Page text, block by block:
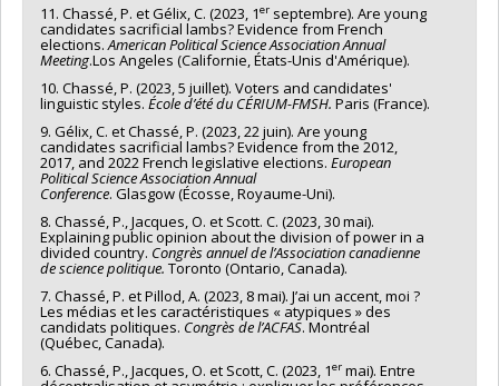
11. Chassé, P. et Gélix, C. (2023, 1er septembre). Are young
candidates sacrificial lambs? Evidence from French
elections.American Political Science AssociationAnnual
Meeting.Los Angeles (Californie, États-Unis d'Amérique).
10. Chassé, P. (2023, 5 juillet). Voters and candidates'
linguistic styles. École d’été du CÉRIUM-FMSH. Paris (France).
9. Gélix, C. et Chassé, P. (2023, 22 juin). Are young
candidates sacrificial lambs? Evidence from the 2012,
2017, and 2022 French legislative elections. European
Political Science AssociationAnnual
Conference. Glasgow (Écosse, Royaume-Uni).
8. Chassé, P., Jacques, O. et Scott. C. (2023, 30 mai).
Explaining public opinion about the division of power in a
divided country. Congrès annuel de l’Association canadienne
de science politique. Toronto (Ontario, Canada).
7. Chassé, P. et Pillod, A. (2023, 8 mai). J’ai un accent, moi ?
Les médias et les caractéristiques « atypiques » des
candidats politiques. Congrès de l’ACFAS. Montréal
(Québec, Canada).
6. Chassé, P., Jacques, O. et Scott, C. (2023, 1er mai). Entre